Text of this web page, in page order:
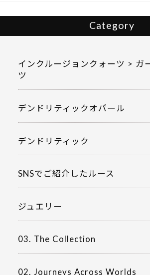
Category
インクルージョンクォーツ > ガ
ツ
デンドリティックオパール
デンドリティック
SNSでご紹介したルース
ジュエリー
03. The Collection
02. Journeys Across Worlds